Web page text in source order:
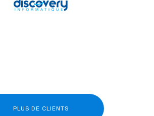
PLUS DE CLIENTS